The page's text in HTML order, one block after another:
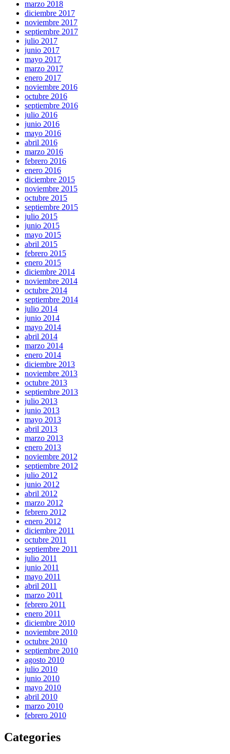
marzo 2018
diciembre 2017
noviembre 2017
septiembre 2017
julio 2017
junio 2017
mayo 2017
marzo 2017
enero 2017
noviembre 2016
octubre 2016
septiembre 2016
julio 2016
junio 2016
mayo 2016
abril 2016
marzo 2016
febrero 2016
enero 2016
diciembre 2015
noviembre 2015
octubre 2015
septiembre 2015
julio 2015
junio 2015
mayo 2015
abril 2015
febrero 2015
enero 2015
diciembre 2014
noviembre 2014
octubre 2014
septiembre 2014
julio 2014
junio 2014
mayo 2014
abril 2014
marzo 2014
enero 2014
diciembre 2013
noviembre 2013
octubre 2013
septiembre 2013
julio 2013
junio 2013
mayo 2013
abril 2013
marzo 2013
enero 2013
noviembre 2012
septiembre 2012
julio 2012
junio 2012
abril 2012
marzo 2012
febrero 2012
enero 2012
diciembre 2011
octubre 2011
septiembre 2011
julio 2011
junio 2011
mayo 2011
abril 2011
marzo 2011
febrero 2011
enero 2011
diciembre 2010
noviembre 2010
octubre 2010
septiembre 2010
agosto 2010
julio 2010
junio 2010
mayo 2010
abril 2010
marzo 2010
febrero 2010
Categories